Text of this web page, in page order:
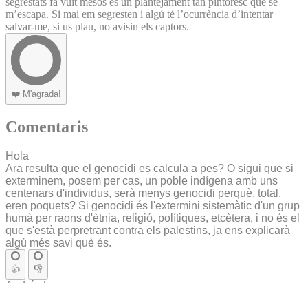
m’escapa. Si mai em segresten i algú té l’ocurrència d’intentar
salvar-me, si us plau, no avisin els captors.
❤️ M'agrada!
Comentaris
Hola
Ara resulta que el genocidi es calcula a pes? O sigui que si
exterminem, posem per cas, un poble indígena amb uns
centenars d'individus, serà menys genocidi perquè, total,
eren poquets? Si genocidi és l'extermini sistemàtic d'un grup
humà per raons d'ètnia, religió, polítiques, etcètera, i no és el
que s'està perpretrant contra els palestins, ja ens explicarà
algú més savi què és.
👍 👎